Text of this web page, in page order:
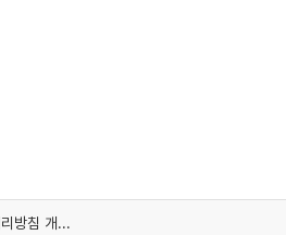
08/03(월) 다나와 개인정보처리방침 개정 안내